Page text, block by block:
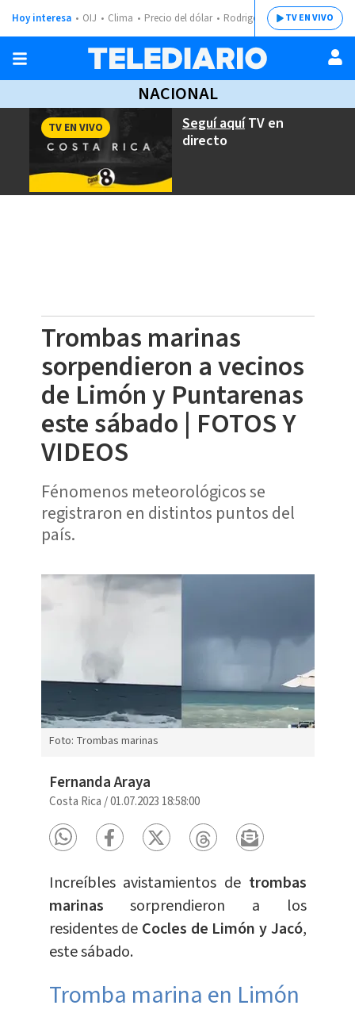
Hoy interesa OIJ Clima Precio del dólar Rodrigo ChavesTV EN VIVO
NACIONAL
Seguí aquíTV en
directo
TV EN VIVO
Trombas marinas
sorpendieron a vecinos
de Limón y Puntarenas
este sábado | FOTOS Y
VIDEOS
Fénomenos meteorológicos se
registraron en distintos puntos del
país.
Foto: Trombas marinas
Fernanda Araya
Costa Rica /01.07.2023 18:58:00
Increíbles avistamientos detrombas
marinassorprendieron a los
residentes de Cocles de Limón y Jacó,
este sábado.
Tromba marina en Limón